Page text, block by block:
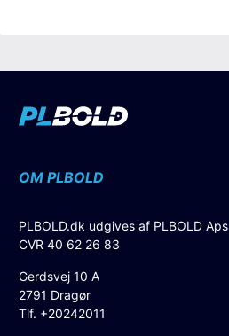
OM PLBOLD
PLBOLD.dk udgives af PLBOLD Aps
CVR 40 62 26 83
Gerdsvej 10 A
2791 Dragør
Tlf. +20242011